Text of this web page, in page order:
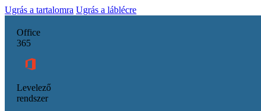
Ugrás a tartalomra Ugrás a láblécre
Office
365
Levelező
rendszer